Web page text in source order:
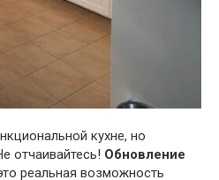
кухне, но
отчаивайтесь! Обновление
реальная возможность